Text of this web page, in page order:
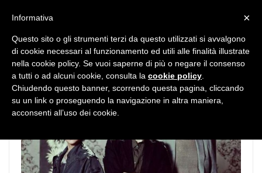
×
Informativa
Questo sito o gli strumenti terzi da questo utilizzati si avvalgono
di cookie necessari al funzionamento ed utili alle finalità illustrate
nella cookie policy. Se vuoi saperne di più o negare il consenso
a tutti o ad alcuni cookie, consulta la cookie policy
Chiudendo questo banner, scorrendo questa pagina, cliccando
su un link o proseguendo la navigazione in altra maniera,
acconsenti all’uso dei cookie.